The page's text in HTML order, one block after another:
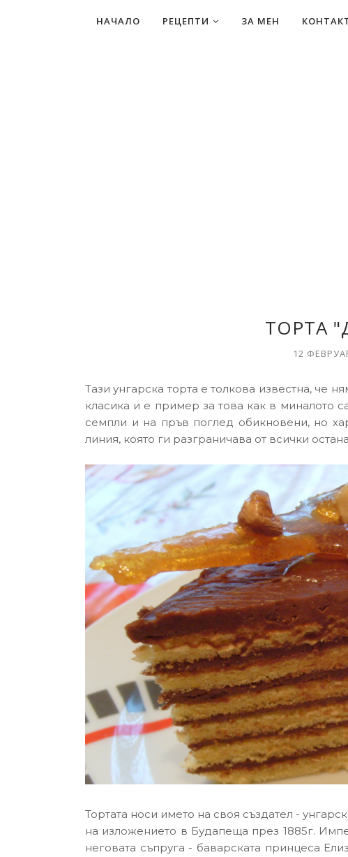
НАЧАЛО РЕЦЕПТИ ЗА МЕН
ТОРТА
12
Тази унгарска торта е толкова известна, че
класика и е пример за това как в миналото
семпли и на пръв поглед обикновени, но
линия, която ги разграничава от всички
Тортата носи името на своя създател -
на изложението в Будапеща през 1885г.
неговата съпруга - баварската принцеса